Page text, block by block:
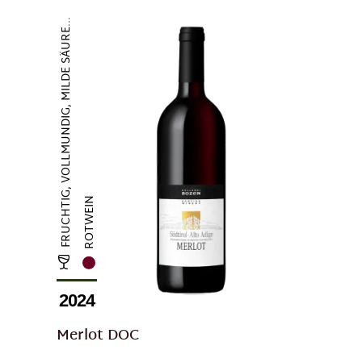
FRUCHTIG, VOLLMUNDIG, MILDE SÄURE... ROTWEIN
2024
Merlot DOC